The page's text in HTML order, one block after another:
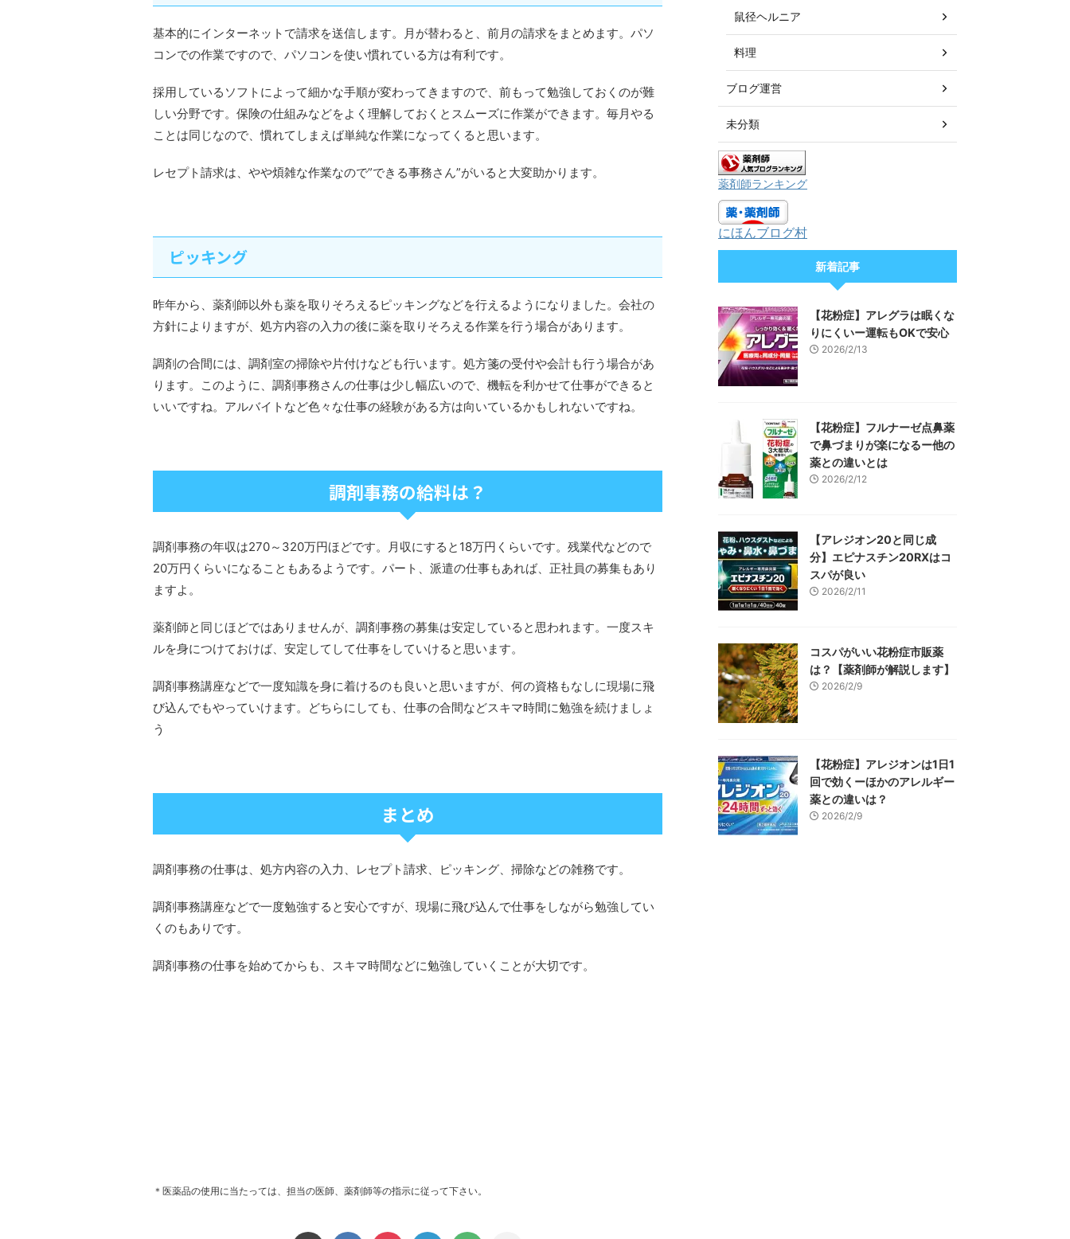
基本的にインターネットで請求を送信します。月が替わると、前月の請求をまとめます。パソ
コンでの作業ですので、パソコンを使い慣れている方は有利です。
採用しているソフトによって細かな手順が変わってきますので、前もって勉強しておくのが難
しい分野です。保険の仕組みなどをよく理解しておくとスムーズに作業ができます。毎月やる
ことは同じなので、慣れてしまえば単純な作業になってくると思います。
レセプト請求は、やや煩雑な作業なので”できる事務さん”がいると大変助かります。
ピッキング
昨年から、薬剤師以外も薬を取りそろえるピッキングなどを行えるようになりました。会社の
方針によりますが、処方内容の入力の後に薬を取りそろえる作業を行う場合があります。
調剤の合間には、調剤室の掃除や片付けなども行います。処方箋の受付や会計も行う場合があ
ります。このように、調剤事務さんの仕事は少し幅広いので、機転を利かせて仕事ができると
いいですね。アルバイトなど色々な仕事の経験がある方は向いているかもしれないですね。
調剤事務の給料は？
調剤事務の年収は270～320万円ほどです。月収にすると18万円くらいです。残業代などので
20万円くらいになることもあるようです。パート、派遣の仕事もあれば、正社員の募集もあり
ますよ。
薬剤師と同じほどではありませんが、調剤事務の募集は安定していると思われます。一度スキ
ルを身につけておけば、安定してして仕事をしていけると思います。
調剤事務講座などで一度知識を身に着けるのも良いと思いますが、何の資格もなしに現場に飛
び込んでもやっていけます。どちらにしても、仕事の合間などスキマ時間に勉強を続けましょ
う
まとめ
調剤事務の仕事は、処方内容の入力、レセプト請求、ピッキング、掃除などの雑務です。
調剤事務講座などで一度勉強すると安心ですが、現場に飛び込んで仕事をしながら勉強してい
くのもありです。
調剤事務の仕事を始めてからも、スキマ時間などに勉強していくことが大切です。
＊医薬品の使用に当たっては、担当の医師、薬剤師等の指示に従って下さい。
鼠径ヘルニア
料理
ブログ運営
未分類
薬剤師ランキング
にほんブログ村
新着記事
【花粉症】アレグラは眠くな
りにくいー運転もOKで安心
2026/2/13
【花粉症】フルナーゼ点鼻薬
で鼻づまりが楽になるー他の
薬との違いとは
2026/2/12
【アレジオン20と同じ成
分】エピナスチン20RXはコ
スパが良い
2026/2/11
コスパがいい花粉症市販薬
は？【薬剤師が解説します】
2026/2/9
【花粉症】アレジオンは1日1
回で効くーほかのアレルギー
薬との違いは？
2026/2/9